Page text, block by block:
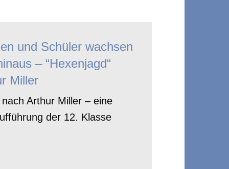
und Schüler wachsen
– “Hexenjagd“
Miller
nach Arthur Miller – eine
der 12. Klasse